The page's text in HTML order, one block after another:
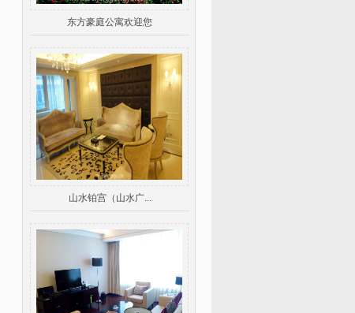
东方豪庭公寓欢迎您
山水铂宫（山水广...